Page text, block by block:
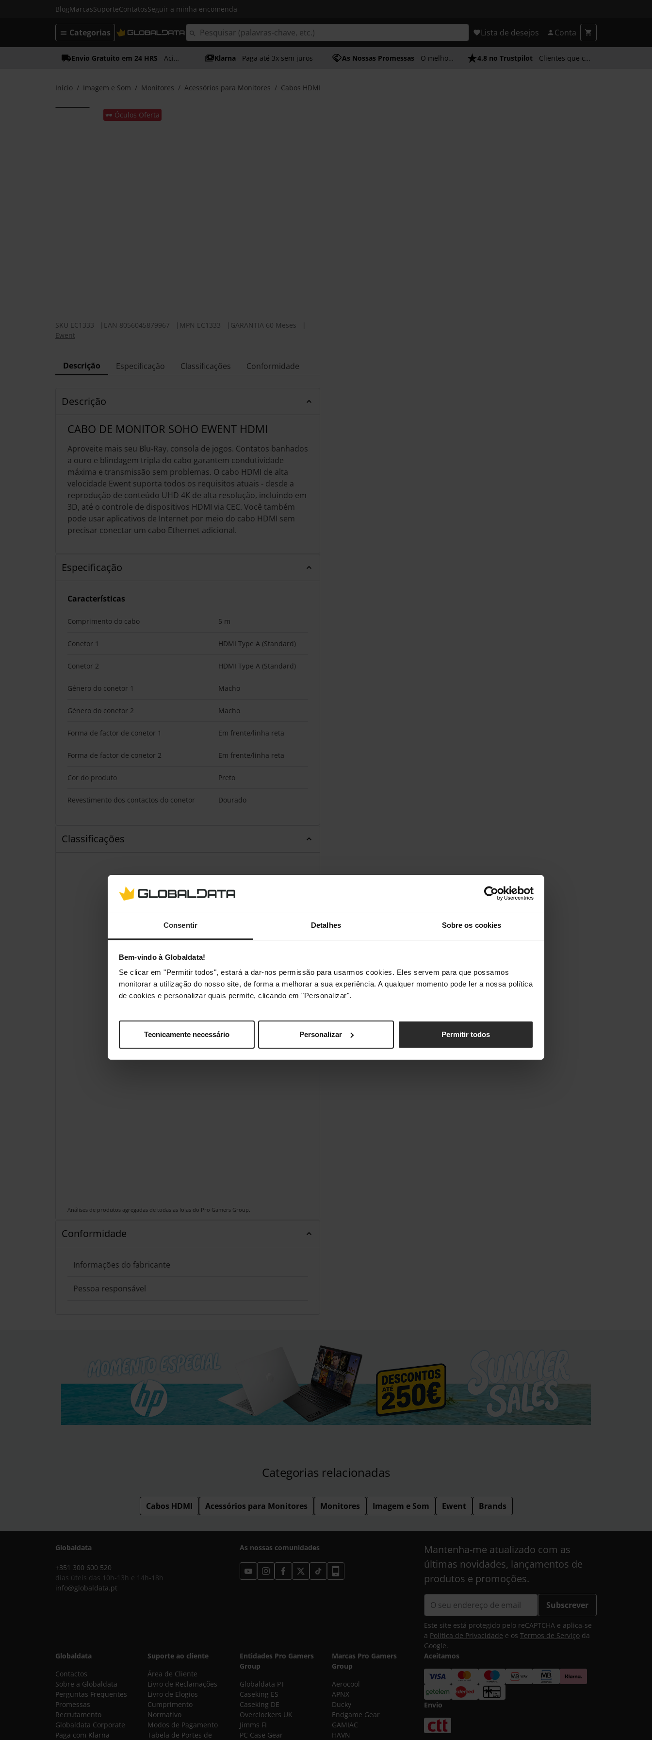
Consentir Detalhes Sobre os cookies
Bem-vindo à Globaldata!
Se clicar em "Permitir todos", estará a dar-nos permissão para usarmos cookies. Eles servem para que possamos
monitorar a utilização do nosso site, de forma a melhorar a sua experiência. A qualquer momento pode ler a nossa política
de cookies e personalizar quais permite, clicando em "Personalizar".
Tecnicamente necessário Personalizar Permitir todos
BlogMarcasSuporteContatosSeguir a minha encomenda
Lista de desejos Conta
Categorias
Envio Gratuito em 24 HRS - Acima dos 50€ Klarna - Paga até 3x sem juros As Nossas Promessas - O melhor atendimento 4.8 no Trustpilot - Clientes que confiam em nós
Início Imagem e Som Monitores Acessórios para Monitores Cabos HDMI
🕶️ Óculos Oferta
SKU EC1333 EAN 8056045879967 MPN EC1333 GARANTIA 60 Meses
Ewent
Descrição Especificação Classificações Conformidade
Descrição
CABO DE MONITOR SOHO EWENT HDMI
Aproveite mais seu Blu-Ray, consola de jogos. Contatos banhados
a ouro e blindagem tripla do cabo garantem condutividade
máxima e transmissão sem problemas. O cabo HDMI de alta
velocidade Ewent suporta todos os requisitos atuais - desde a
reprodução de conteúdo UHD 4K de alta resolução, incluindo em
3D, até o controle de dispositivos HDMI via CEC. Você também
pode usar aplicativos de Internet por meio do cabo HDMI sem
precisar conectar um cabo Ethernet adicional.
Especificação
Características
Comprimento do cabo 5 m
Conetor 1 HDMI Type A (Standard)
Conetor 2 HDMI Type A (Standard)
Género do conetor 1 Macho
Género do conetor 2 Macho
Forma de factor de conetor 1 Em frente/linha reta
Forma de factor de conetor 2 Em frente/linha reta
Cor do produto Preto
Revestimento dos contactos do conetor Dourado
Classificações
Análises de produtos agregadas de todas as lojas do Pro Gamers Group.
Conformidade
Informações do fabricante
Pessoa responsável
Categorias relacionadas
Cabos HDMI Acessórios para Monitores Monitores Imagem e Som Ewent Brands
Globaldata
+351 300 600 520
dias úteis das 10h-13h e 14h-18h
info@globaldata.pt
As nossas comunidades
Mantenha-me atualizado com as
últimas novidades, lançamentos de
produtos e promoções.
Subscrever
Este site está protegido pelo reCAPTCHA e aplica-se
a Política de Privacidade e os Termos de Serviço da
Google.
Globaldata
Contactos
Sobre a Globaldata
Perguntas Frequentes
Promessas
Recrutamento
Globaldata Corporate
Paga com Klarna
Suporte ao cliente
Área de Cliente
Livro de Reclamações
Livro de Elogios
Cumprimento
Normativo
Modos de Pagamento
Tabela de Portes de
Entidades Pro Gamers
Group
Globaldata PT
Caseking ES
Caseking DE
Overclockers UK
Jimms FI
PC Case Gear
Marcas Pro Gamers
Group
Aerocool
APNX
Ducky
Endgame Gear
GAMIAC
HAVN
Aceitamos
Envio